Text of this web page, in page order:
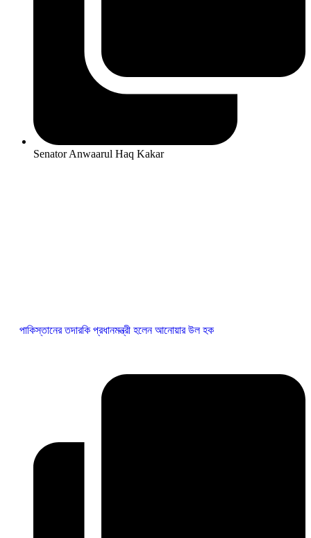
Senator Anwaarul Haq Kakar
পাকিস্তানের তদারকি প্রধানমন্ত্রী হলেন আনোয়ার উল হক